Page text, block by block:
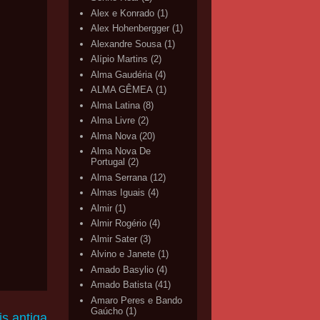
Alex e Konrado (1)
Alex Hohenbergger (1)
Alexandre Sousa (1)
Alípio Martins (2)
Alma Gaudéria (4)
ALMA GÊMEA (1)
Alma Latina (8)
Alma Livre (2)
Alma Nova (20)
Alma Nova De
Portugal (2)
Alma Serrana (12)
Almas Iguais (4)
Almir (1)
Almir Rogério (4)
Almir Sater (3)
Alvino e Janete (1)
Amado Basylio (4)
Amado Batista (41)
Amaro Peres e Bando
Gaúcho (1)